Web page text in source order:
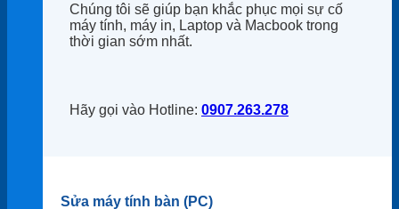
Chúng tôi sẽ giúp bạn khắc phục mọi sự cố
máy tính, máy in, Laptop và Macbook trong
thời gian sớm nhất.
Hãy gọi vào Hotline: 0907.263.278
Sửa máy tính bàn (PC)